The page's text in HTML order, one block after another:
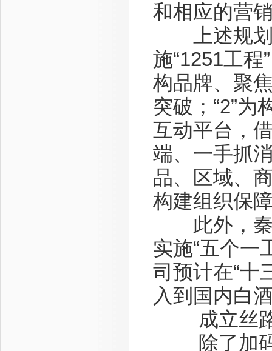
和相应的营
上述规划
施“1251工
构品牌、聚
突破；“2”
互动平台，
端、一手抓
品、区域、
构建组织保
此外，秦
实施“五个一
司预计在“十
入到国内白
成立丝路
除了加码